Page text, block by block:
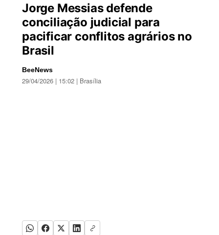
Jorge Messias defende
conciliação judicial para
pacificar conflitos agrários no
Brasil
BeeNews
29/04/2026 | 15:02 | Brasília